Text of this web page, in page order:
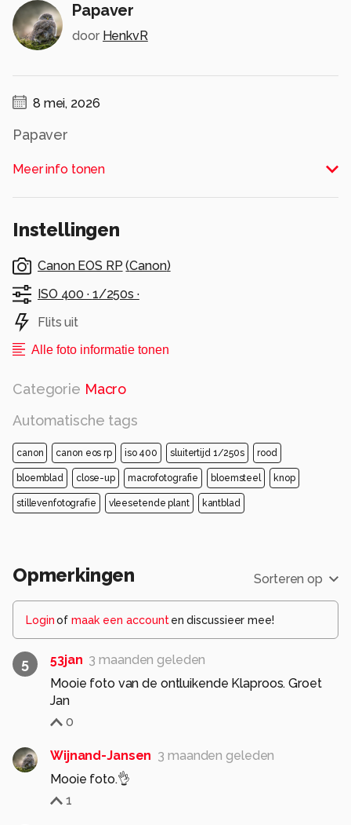
Papaver
door HenkvR
8 mei, 2026
Papaver
Alle rechten voorbehouden
Meer info tonen
Instellingen
Canon EOS RP (Canon)
ISO 400 · 1/250s ·
Flits uit
Alle foto informatie tonen
Categorie Macro
Automatische tags
canon canon eos rp iso 400 sluitertijd 1/250s rood
bloemblad close-up macrofotografie bloemsteel knop
stillevenfotografie vleesetende plant kantblad
Opmerkingen Sorteren op
Loginof maak een account en discussieer mee!
5 53jan 3 maanden geleden
Mooie foto van de ontluikende Klaproos. Groet
Jan
0
Wijnand-Jansen 3 maanden geleden
Mooie foto.👌
1